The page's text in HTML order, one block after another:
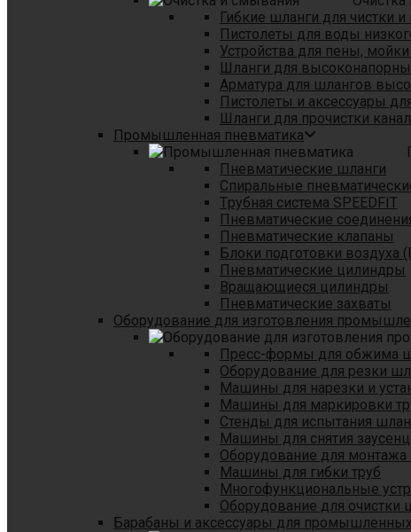
Гибкие шланги для чистки
Пистолеты для воды
Устройства для пены,
Шланги для
Арматура для шлангов
Пистолеты и аксессуары
Шланги для прочистки
Промышленная пневматика
Пневматические шланги
Спиральные
Tрубная система SPEEDFIT
Пневматические
Пневматические клапаны
Блоки подготовки воздуха
Пневматические цилиндры
Вращающиеся цилиндры
Пневматические захваты
Оборудование для изготовления
Пресс-формы для обжима
Оборудование для резки
Машины для нарезки и
Машины для маркировки
Стенды для испытания
Машины для снятия
Оборудование для
Машины для гибки труб
Многофункциональные
Оборудование для очистки
Барабаны и аксессуары для